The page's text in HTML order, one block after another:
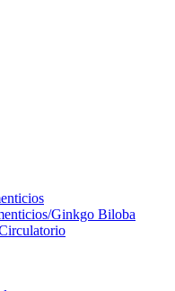
Ginkgo Biloba